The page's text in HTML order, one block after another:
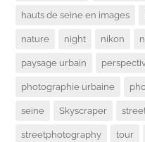
hauts de seine en images
nature night nikon
paysage urbain
photographie urbaine
seine Skyscraper
streetphotography tour